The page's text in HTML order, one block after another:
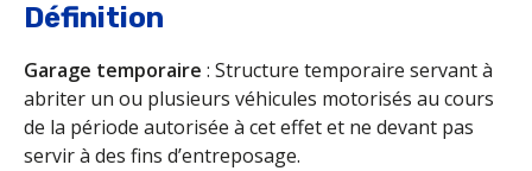
Définition
Garage temporaire : Structure temporaire servant à
abriter un ou plusieurs véhicules motorisés au cours
de la période autorisée à cet effet et ne devant pas
servir à des fins d’entreposage.